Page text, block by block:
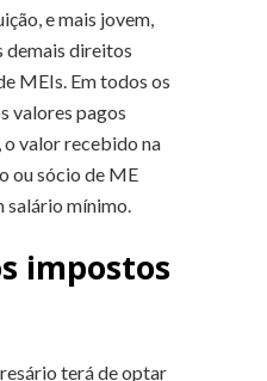
e mais jovem,
demais direitos
MEIs. Em todos os
valores pagos
o valor recebido na
ou sócio de ME
salário mínimo.
impostos
terá de optar